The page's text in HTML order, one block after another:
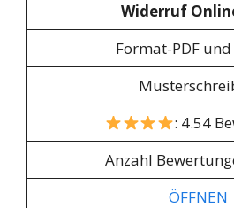
Widerruf
Format-PDF und
: 4.54
Anzahl
ÖFFNEN